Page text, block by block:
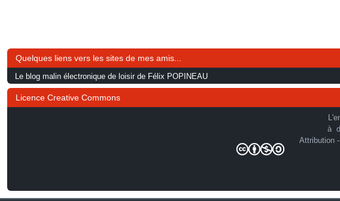
Quelques liens vers les sites de mes amis...
Le blog malin électronique de loisir de Félix POPINEAU
Licence Creative Commons
à
Attribution